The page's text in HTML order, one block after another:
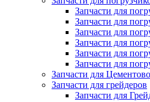
Запчасти для
Запчасти для
Запчасти для
Запчасти для
Запчасти для
Запчасти для
Запчасти для
Запчасти для грейдеров
Запчасти для